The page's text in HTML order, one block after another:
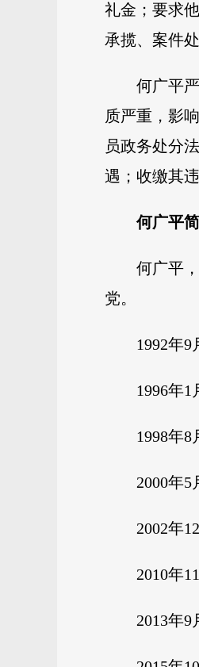
礼金；要求
承揽、案件
何广平
质严重，影
员政务处分
遇；收缴其
何广平
何广平
党。
1992年
1996年
1998年
2000年
2002年
2010年
2013年